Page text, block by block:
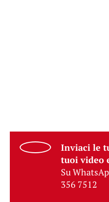
Inviaci le
tuoi video
Su
356 7512